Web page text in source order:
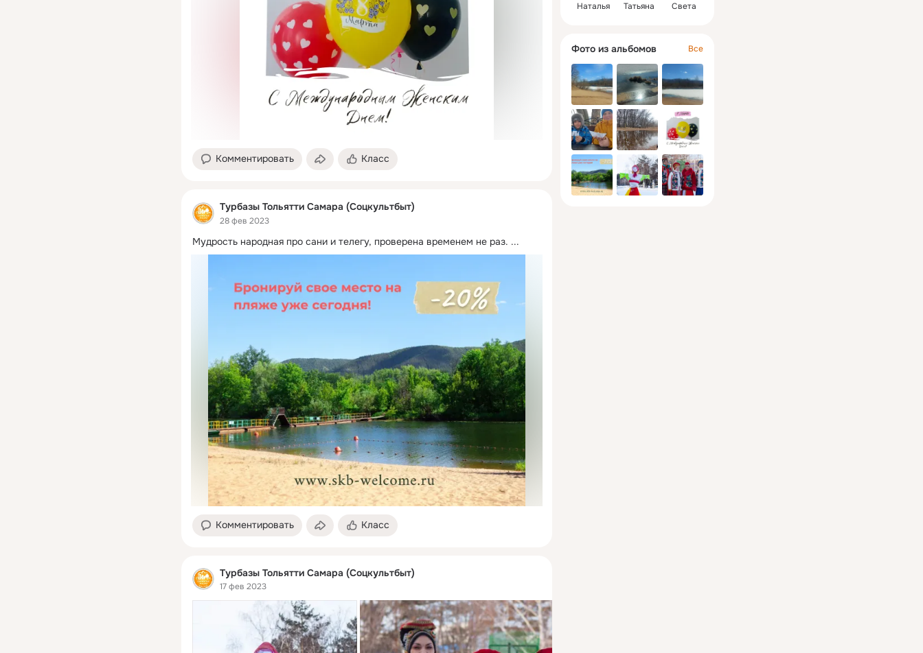
Комментировать Класс
Турбазы Тольятти Самара (Соцкультбыт)
28 фев 2023
Мудрость народная про сани и телегу, проверена временем не раз. ...
Комментировать Класс
Турбазы Тольятти Самара (Соцкультбыт)
17 фев 2023
Наталья Татьяна Света
Фото из альбомов Все